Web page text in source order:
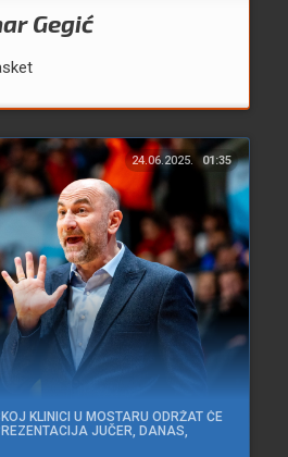
Gegić
24.06.2025. 01:35
KLINICI U MOSTARU ODRŽAT ĆE
JUČER, DANAS,